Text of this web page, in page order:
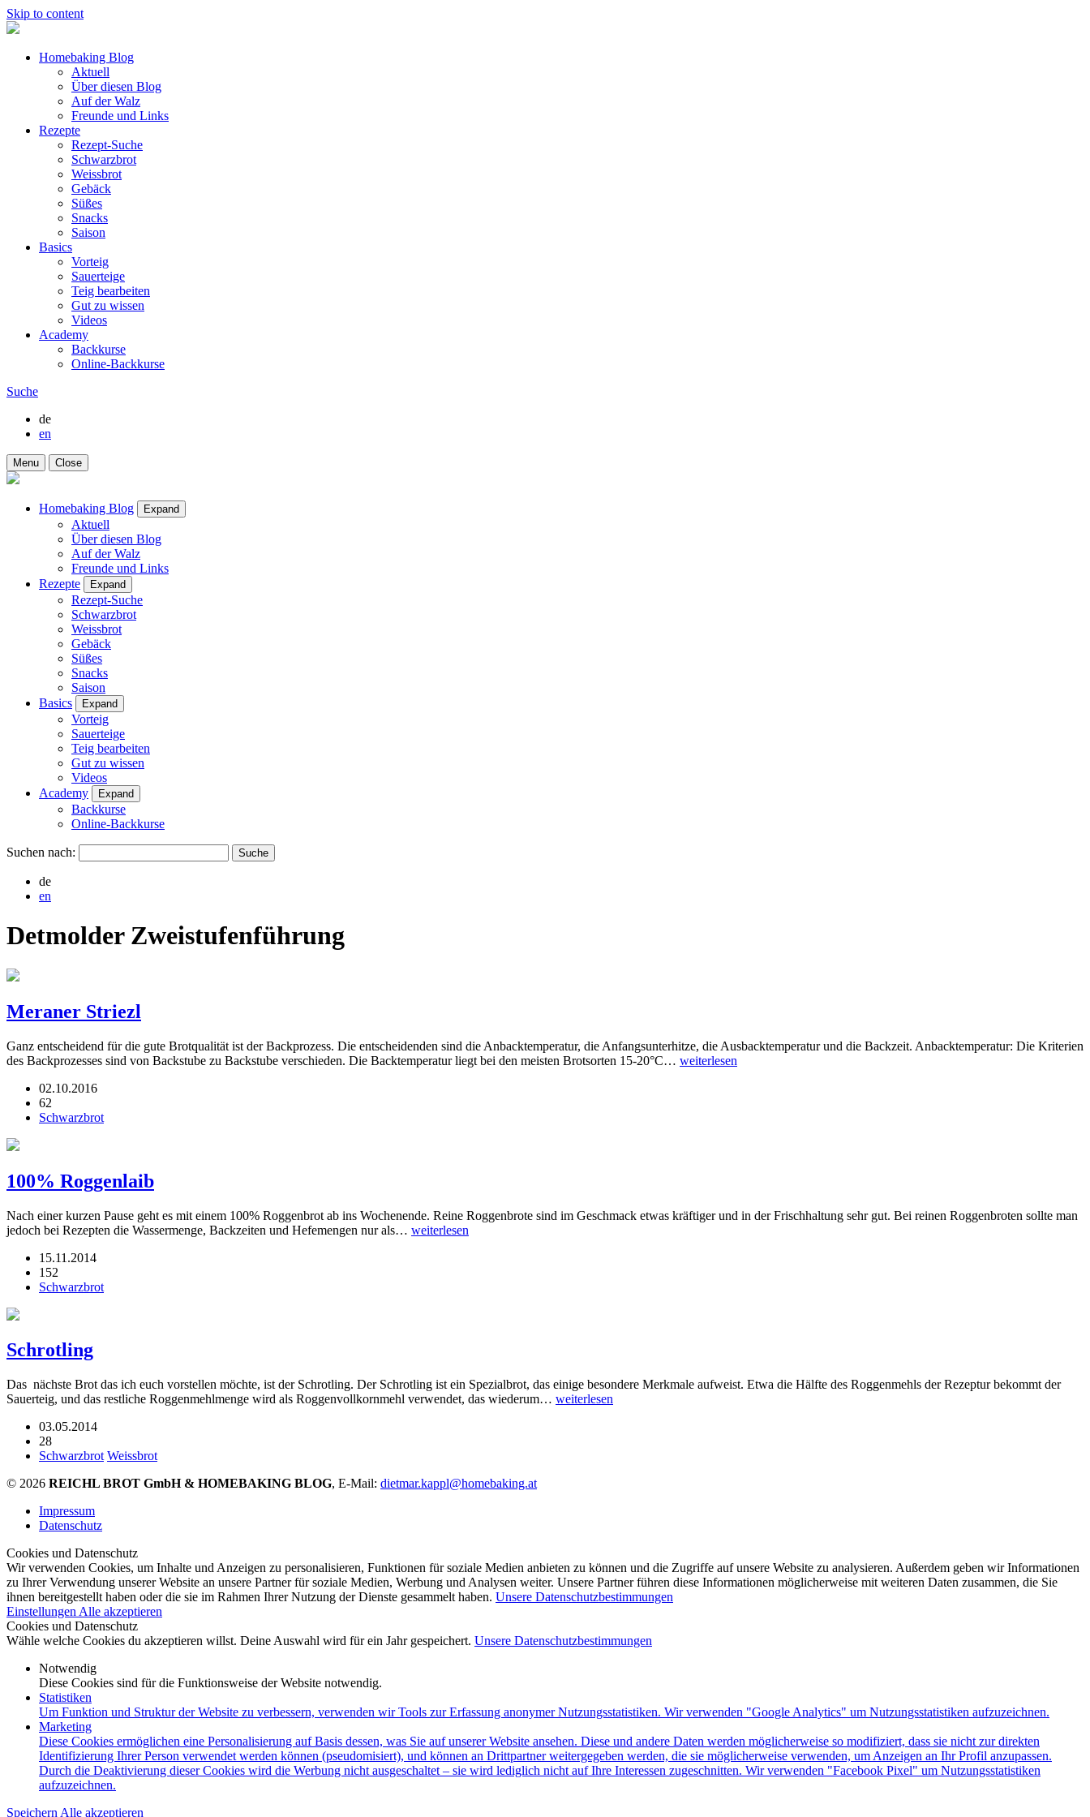
Skip to content
Homebaking Blog
Aktuell
Über diesen Blog
Auf der Walz
Freunde und Links
Rezepte
Rezept-Suche
Schwarzbrot
Weissbrot
Gebäck
Süßes
Snacks
Saison
Basics
Vorteig
Sauerteige
Teig bearbeiten
Gut zu wissen
Videos
Academy
Backkurse
Online-Backkurse
Suche
de
en
Menu Close
Homebaking Blog Expand
Aktuell
Über diesen Blog
Auf der Walz
Freunde und Links
Rezepte
Expand
Rezept-Suche
Schwarzbrot
Weissbrot
Gebäck
Süßes
Snacks
Saison
Basics
Expand
Vorteig
Sauerteige
Teig bearbeiten
Gut zu wissen
Videos
Academy
Expand
Backkurse
Online-Backkurse
Suchen nach:
de
en
Detmolder Zweistufenführung
Meraner Striezl
Ganz entscheidend für die gute Brotqualität ist der Backprozess. Die entscheidenden sind die Anbacktemperatur, die Anfangsunterhitze, die Ausbacktemperatur und die Backzeit. Anbacktemperatur: Die Kriterien
des Backprozesses sind von Backstube zu Backstube verschieden. Die Backtemperatur liegt bei den meisten Brotsorten 15-20°C… weiterlesen
02.10.2016
62
Schwarzbrot
100% Roggenlaib
Nach einer kurzen Pause geht es mit einem 100% Roggenbrot ab ins Wochenende. Reine Roggenbrote sind im Geschmack etwas kräftiger und in der Frischhaltung sehr gut. Bei reinen Roggenbroten sollte man
jedoch bei Rezepten die Wassermenge, Backzeiten und Hefemengen nur als… weiterlesen
15.11.2014
152
Schwarzbrot
Schrotling
Das nächste Brot das ich euch vorstellen möchte, ist der Schrotling. Der Schrotling ist ein Spezialbrot, das einige besondere Merkmale aufweist. Etwa die Hälfte des Roggenmehls der Rezeptur bekommt der
Sauerteig, und das restliche Roggenmehlmenge wird als Roggenvollkornmehl verwendet, das wiederum… weiterlesen
03.05.2014
28
Schwarzbrot Weissbrot
© 2026 REICHL BROT GmbH & HOMEBAKING BLOG, E-Mail: dietmar.kappl@homebaking.at
Impressum
Datenschutz
Cookies und Datenschutz
Wir verwenden Cookies, um Inhalte und Anzeigen zu personalisieren, Funktionen für soziale Medien anbieten zu können und die Zugriffe auf unsere Website zu analysieren. Außerdem geben wir Informationen
zu Ihrer Verwendung unserer Website an unsere Partner für soziale Medien, Werbung und Analysen weiter. Unsere Partner führen diese Informationen möglicherweise mit weiteren Daten zusammen, die Sie
ihnen bereitgestellt haben oder die sie im Rahmen Ihrer Nutzung der Dienste gesammelt haben. Unsere Datenschutzbestimmungen
Einstellungen Alle akzeptieren
Cookies und Datenschutz
Wähle welche Cookies du akzeptieren willst. Deine Auswahl wird für ein Jahr gespeichert. Unsere Datenschutzbestimmungen
Notwendig
Diese Cookies sind für die Funktionsweise der Website notwendig.
Statistiken
Um Funktion und Struktur der Website zu verbessern, verwenden wir Tools zur Erfassung anonymer Nutzungsstatistiken. Wir verwenden "Google Analytics" um Nutzungsstatistiken aufzuzeichnen.
Marketing
Diese Cookies ermöglichen eine Personalisierung auf Basis dessen, was Sie auf unserer Website ansehen. Diese und andere Daten werden möglicherweise so modifiziert, dass sie nicht zur direkten
Identifizierung Ihrer Person verwendet werden können (pseudomisiert), und können an Drittpartner weitergegeben werden, die sie möglicherweise verwenden, um Anzeigen an Ihr Profil anzupassen.
Durch die Deaktivierung dieser Cookies wird die Werbung nicht ausgeschaltet – sie wird lediglich nicht auf Ihre Interessen zugeschnitten. Wir verwenden "Facebook Pixel" um Nutzungsstatistiken
aufzuzeichnen.
Speichern Alle akzeptieren